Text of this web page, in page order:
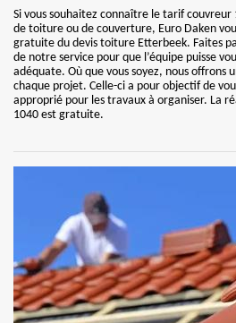
Si vous souhaitez connaître le tarif
de toiture ou de couverture, Euro Daken
gratuite du devis toiture Etterbeek. Faites
de notre service pour que l’équipe puisse
adéquate. Où que vous soyez, nous offrons
chaque projet. Celle-ci a pour objectif de
approprié pour les travaux à organiser. La
1040 est gratuite.